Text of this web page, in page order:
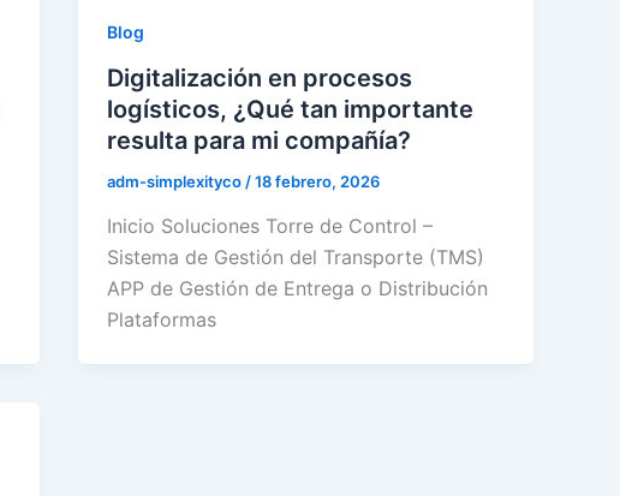
Blog
Digitalización en procesos
logísticos, ¿Qué tan importante
resulta para mi compañía?
adm-simplexityco /18 febrero, 2026
Inicio Soluciones Torre de Control –
Sistema de Gestión del Transporte (TMS)
APP de Gestión de Entrega o Distribución
Plataformas